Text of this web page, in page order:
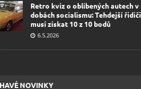
Retro kvíz o oblíbených autech v
dobách socialismu: Tehdejší řidiči
musí získat 10 z 10 bodů
6.5.2026
NOVINKY